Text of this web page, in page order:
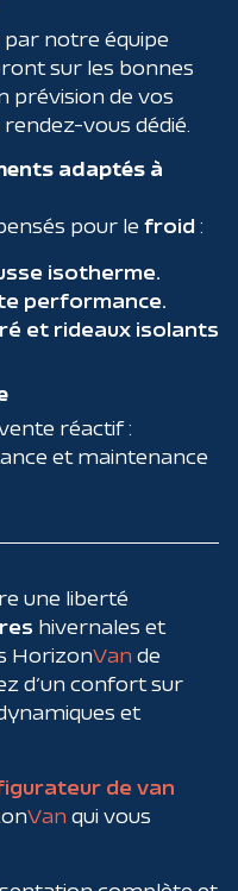
notre équipe
sur les bonnes
prévision de vos
vous dédié.
adaptés à
pour le froid :
isotherme.
performance.
et rideaux isolants
réactif :
et maintenance
une liberté
hivernales et
HorizonVan de
d’un confort sur
et
de van
Van qui vous